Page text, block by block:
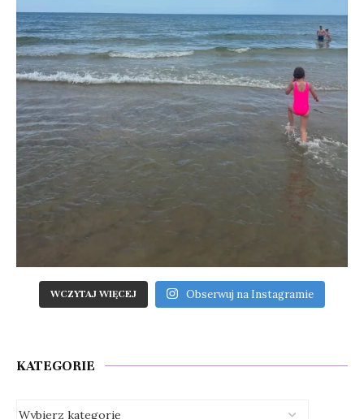
WCZYTAJ WIĘCEJ Obserwuj na Instagramie
KATEGORIE